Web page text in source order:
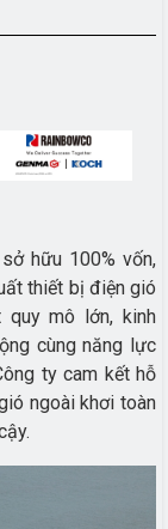
hữu 100% vốn,
thiết bị điện gió
quy mô lớn, kinh
cùng năng lực
ty cam kết hỗ
ngoài khơi toàn